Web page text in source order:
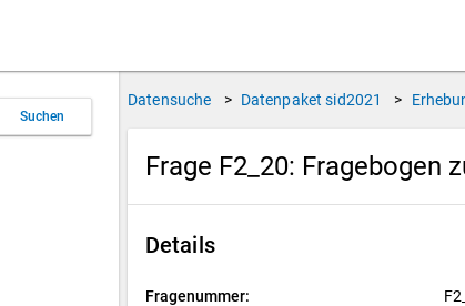
Suchen
Datensuche > Datenpaket sid2021 >
Frage F2_20: Fragebogen
Details
Fragenummer: